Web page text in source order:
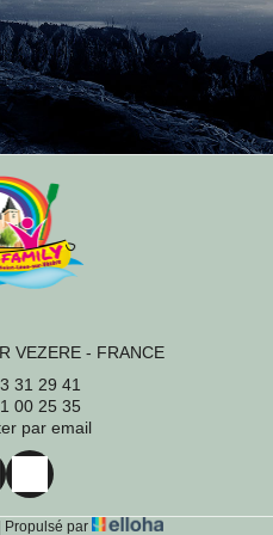
VEZERE - FRANCE
31 29 41
00 25 35
par email
Propulsé par